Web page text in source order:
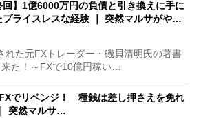
回】1億6000万円の負債と引き換えに手に
プライスレスな経験 ｜ 突然マルサがや…
た元FXトレーダー・磯貝清明氏の著書
来た！～FXで10億円稼い…
FXでリベンジ！ 種銭は差し押さえを免れ
突然マルサ…